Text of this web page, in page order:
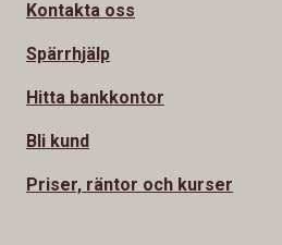
Kontakta oss
Spärrhjälp
Hitta bankkontor
Bli kund
Priser, räntor och kurser